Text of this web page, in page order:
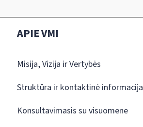
APIE VMI
Misija, Vizija ir Vertybės
Struktūra ir kontaktinė informacija
Konsultavimasis su visuomene